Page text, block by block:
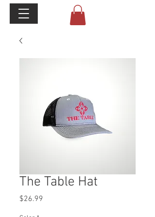
The Table Hat
$26.99